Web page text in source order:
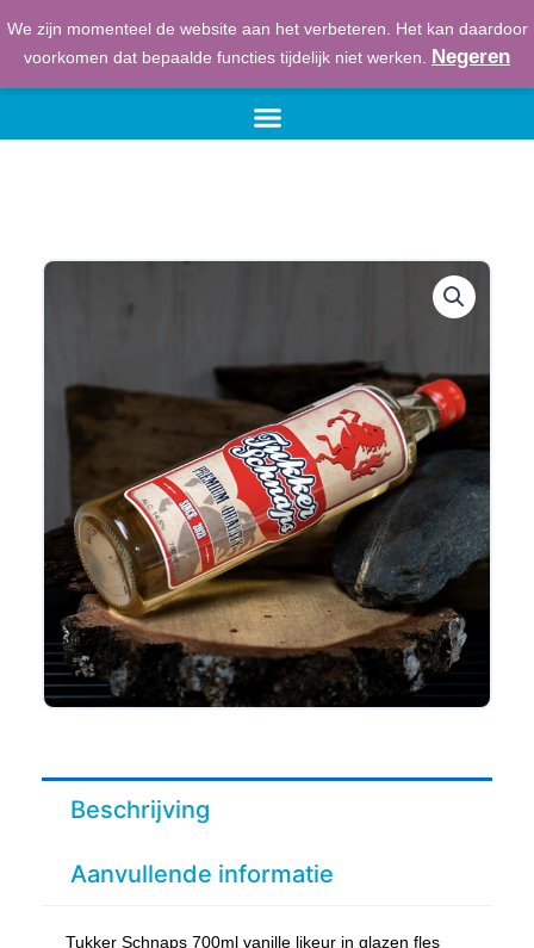
We zijn momenteel de website aan het verbeteren. Het kan daardoor
voorkomen dat bepaalde functies tijdelijk niet werken. Negeren
Beschrijving
Aanvullende informatie
Tukker Schnaps 700ml vanille likeur in glazen fles